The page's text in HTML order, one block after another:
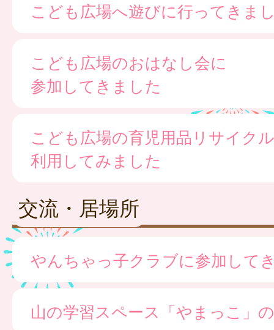
こども広場へ遊びに行ってきま
こども広場のおはなし会に
参加してきました
こども広場の育児用品リサイク
利用してみました
交流・居場所
やんちゃっ子クラブに参加して
山の学習スペース「やまっこ」